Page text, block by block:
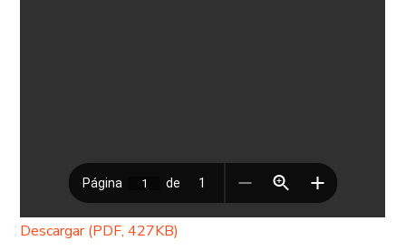
Descargar (PDF, 427KB)